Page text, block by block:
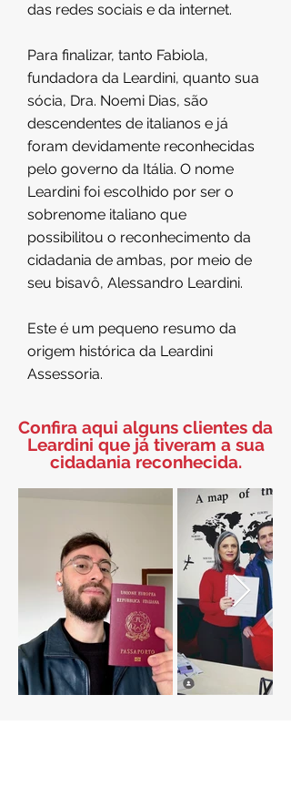
das redes sociais e da internet.
Para finalizar, tanto Fabiola,
fundadora da Leardini, quanto sua
sócia, Dra. Noemi Dias, são
descendentes de italianos e já
foram devidamente reconhecidas
pelo governo da Itália. O nome
Leardini foi escolhido por ser o
sobrenome italiano que
possibilitou o reconhecimento da
cidadania de ambas, por meio de
seu bisavô, Alessandro Leardini.
Este é um pequeno resumo da
origem histórica da Leardini
Assessoria.
Confira aqui alguns clientes da
Leardini que já tiveram a sua
cidadania reconhecida.